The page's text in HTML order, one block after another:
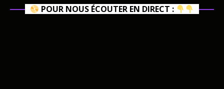
POUR NOUS ÉCOUTER EN DIRECT :